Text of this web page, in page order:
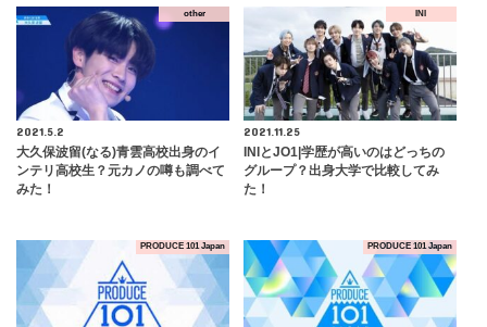
other
2021.5.2
大久保波留(なる)青雲高校出身のイ
ンテリ高校生？元カノの噂も調べて
みた！
INI
2021.11.25
INIとJO1|学歴が高いのはどっちの
グループ？出身大学で比較してみ
た！
PRODUCE 101 Japan PRODUCE 101 Japan